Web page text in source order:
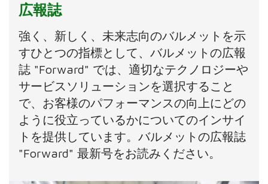
広報誌
強く、新しく、未来志向のバルメットを示
すひとつの指標として、バルメットの広報
誌 "Forward" では、適切なテクノロジーや
サービスソリューションを選択すること
で、お客様のパフォーマンスの向上にどの
ように役立っているかについてのインサイ
トを提供しています。バルメットの広報誌
"Forward" 最新号をお読みください。